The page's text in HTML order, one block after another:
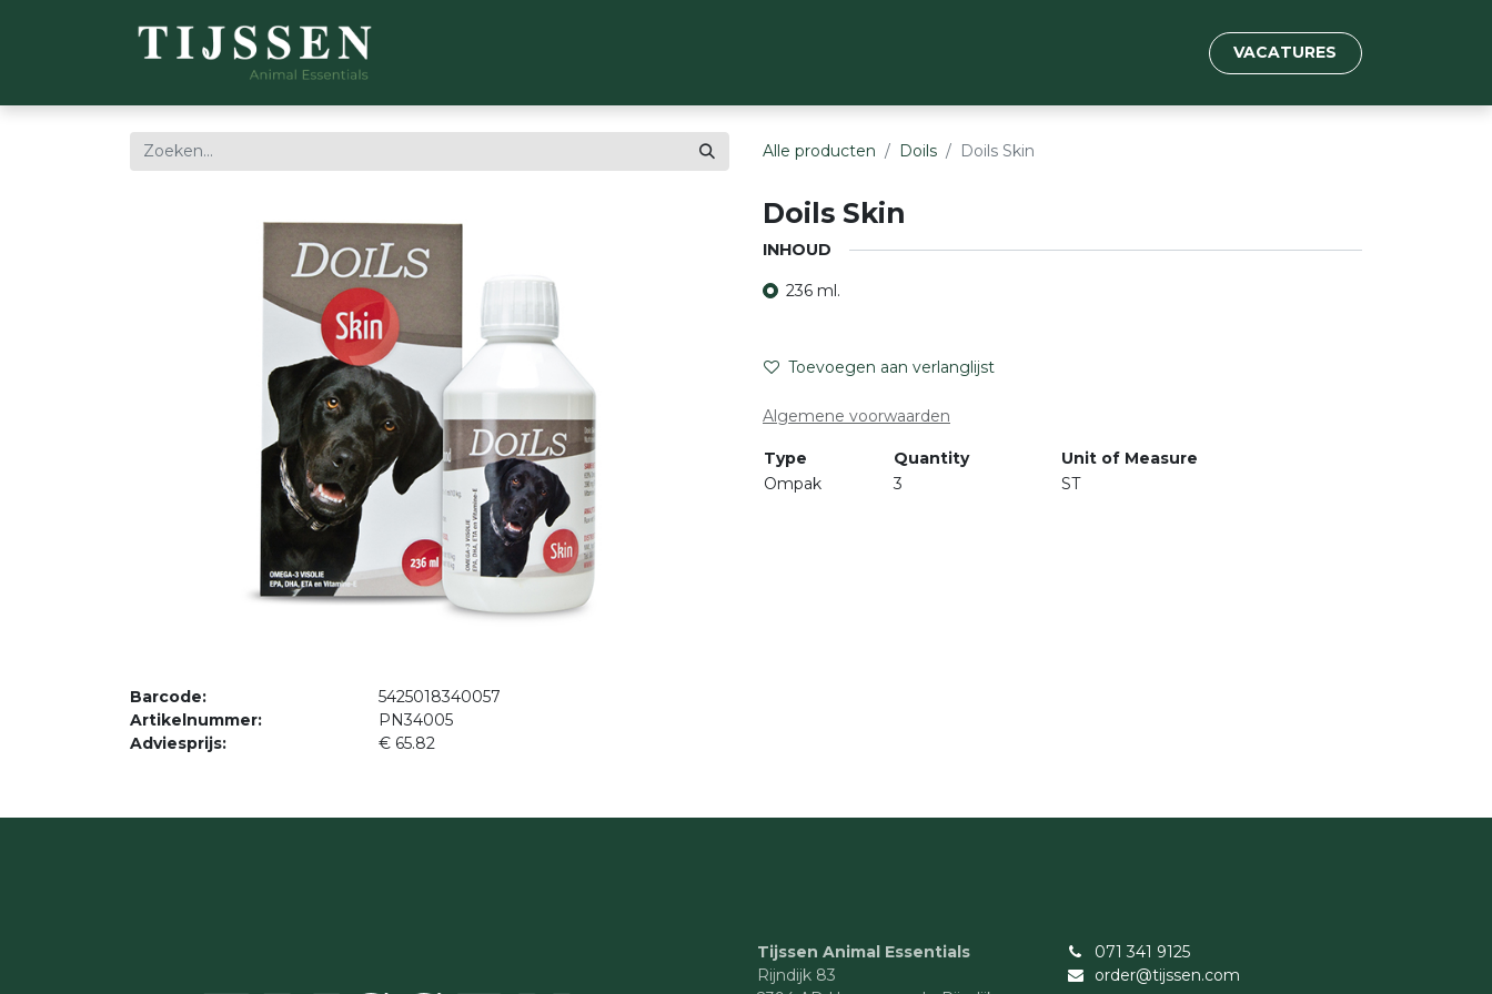
VACATURES
Alle producten Doils Doils Skin
Doils Skin
INHOUD
236 ml.
Toevoegen aan verlanglijst
Algemene voorwaarden
Type Quantity
Unit of Measure
Ompak
3 ST
Barcode:
5425018340057
Artikelnummer:
PN34005
Adviesprijs:
€ 65.82
Tijssen Animal Essentials
Rijndijk 83
071 341 9125
order@tijssen.com